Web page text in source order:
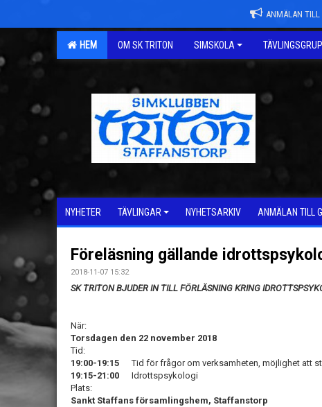
ANMÄLAN TILL
HEM OM SK TRITON SIMSKOLA
NYHETER TÄVLINGAR NYHETSARKIV ANMÄLAN TILL
Föreläsning gällande
2018-11-07 15:32
SK TRITON BJUDER IN TILL FÖRLÄSNING KRING
När:
Torsdagen den 22 november 2018
Tid:
19:00-19:15Tid för frågor om verksamheten, möjlighet att
19:15-21:00 Idrottspsykologi
Plats:
Sankt Staffans församlingshem, Staffanstorp